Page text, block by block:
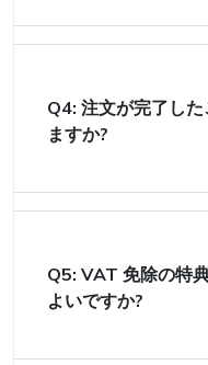
Q4: 注文が完了し
ますか?
Q5: VAT 免除の特
よいですか?